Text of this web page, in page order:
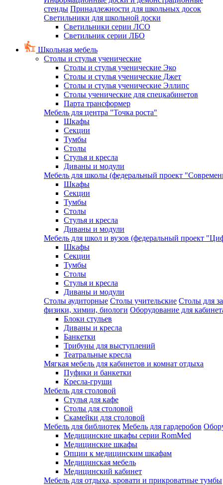
стенды Принадлежности для школьных досок
Светильники для школьной доски
Светильники серии ЛСО
Светильник серии ЛБО
Школьная мебель
Столы и стулья ученические
Столы и стулья ученические Эко
Столы и стулья ученические Джет
Столы и стулья ученические Эллипс
Столы ученические для спецкабинетов
Парта трансформер
Мебель для центра "Точка роста"
Шкафы
Секции
Тумбы
Столы
Стулья и кресла
Диваны и модули
Мебель для школы (федеральный проект
Шкафы
Секции
Тумбы
Столы
Стулья и кресла
Диваны и модули
Мебель для школ и вузов (федеральный проект
Шкафы
Секции
Тумбы
Столы
Стулья и кресла
Диваны и модули
Столы аудиторные Столы учительские Столы для
физики, химии, биологи Оборудование для
Блоки стульев
Диваны и кресла
Банкетки
Трибуны для выступлений
Театральные кресла
Мягкая мебель для кабинетов и комнат отдыха
Пуфики и банкетки
Кресла-груши
Мебель для столовой
Cтулья для кафе
Cтолы для столовой
Скамейки для столовой
Мебель для библиотек Мебель для гардеробов
Медицинские шкафы серии RomMed
Медицинские шкафы
Опции к медицинским шкафам
Медицинская мебель
Медицинский кабинет
Мебель для отдыха, кровати и прикроватные тумбы